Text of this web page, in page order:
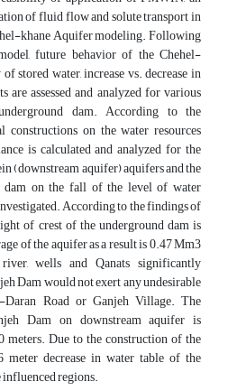
of fluid flow and solute transport in
khane Aquifer modeling. Following
future behavior of the Chehel-
stored water, increase vs. decrease in
are assessed and analyzed for various
dam. According to the
on the water resources
is calculated and analyzed for the
(downstream aquifer) aquifers and the
on the fall of the level of water
According to the findings of
of crest of the underground dam is
of the aquifer as a result is 0.47 Mm3
wells and Qanats significantly
Dam would not exert any undesirable
Road or Ganjeh Village. The
Dam on downstream aquifer is
meters. Due to the construction of the
decrease in water table of the
regions.